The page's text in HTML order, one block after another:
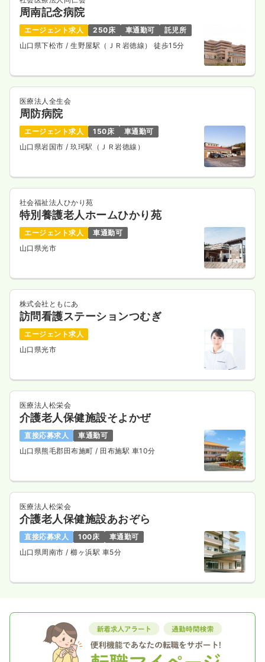
周南記念病院
エージェント求人 250床 車通勤可
託児所
山口県下松市/ 生野屋駅（ＪＲ岩徳線） 徒歩15分
医療法人全生会
周防病院
エージェント求人 150床
車通勤可
山口県岩国市/ 玖珂駅（ＪＲ岩徳線）
社会福祉法人ひかり苑
特別養護老人ホームひかり苑
エージェント求人
車通勤可
山口県光市
株式会社ともにあ
訪問看護ステーションつむぎ
エージェント求人
山口県光市
医療法人松栄会
介護老人保健施設そよかぜ
直接応募求人
車通勤可
山口県熊毛郡田布施町/ 田布施駅 車10分
医療法人松栄会
介護老人保健施設あおぞら
直接応募求人 100床
車通勤可
山口県周南市/ 櫛ヶ浜駅 車5分